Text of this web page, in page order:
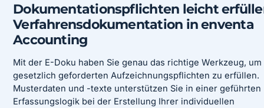
Dokumentationspflichten leicht
Verfahrensdokumentation in enventa
Accounting
Mit der E-Doku haben Sie genau das richtige Werkzeug, um
gesetzlich geforderten Aufzeichnungspflichten zu erfüllen.
Musterdaten und -texte unterstützen Sie in einer geführten
Erfassungslogik bei der Erstellung Ihrer individuellen